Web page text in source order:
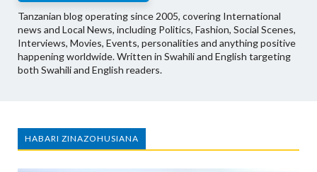
Tanzanian blog operating since 2005, covering International
news and Local News, including Politics, Fashion, Social Scenes,
Interviews, Movies, Events, personalities and anything positive
happening worldwide. Written in Swahili and English targeting
both Swahili and English readers.
HABARI ZINAZOHUSIANA